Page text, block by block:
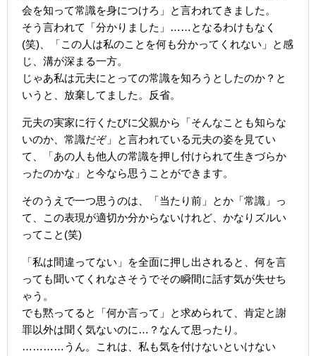
会を知って常識を身につけろ」と言われてきました。
そう言われて「分かりました」……となるわけもなく
(笑)、「この人は私のことを何も分かってくれない」と感
じ、溝が深まる一方。
じゃあ私は元夫にとっての常識を知ろうとしたのか？と
いうと、放棄してました。反省。
元夫の実家に行くたびに父親から「そんなことも知らな
いのか、常識だぞ」と言われている元夫の姿を見てい
て、「あの人も他人の常識を押し付けられて生きづらか
ったのかな」と今なら思うことができます。
そのうえで一つ思うのは、「当たり前」とか「常識」っ
て、この表現が適切か分からないけれど、かなりズルい
ってこと(笑)
「私は間違ってない」を全面に押し出されると、何を言
っても聞いてくれなさそうでその瞬間に話す気が失せち
ゃう。
でも黙ってると「何か言って」と求められて、肯定と謝
罪以外は聞く気ないのに…？なんて思ったり。
…………うん。これは、私も気を付けないといけない